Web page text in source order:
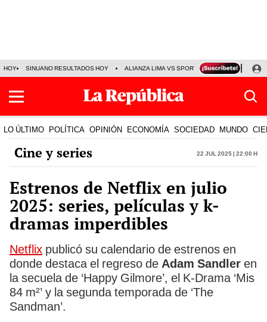
HOY SINUANO RESULTADOS HOY ALIANZA LIMA VS SPORT BOYS JORGE
LO ÚLTIMO POLÍTICA OPINIÓN ECONOMÍA SOCIEDAD MUNDO
Cine y series 22 Jul 2025 | 22:00 h
Estrenos de Netflix en julio
2025: series, películas y k-
dramas imperdibles
Netflix publicó su calendario de estrenos en
donde destaca el regreso de Adam Sandler en
la secuela de ‘Happy Gilmore’, el K-Drama ‘Mis
84 m²’ y la segunda temporada de ‘The
Sandman’.